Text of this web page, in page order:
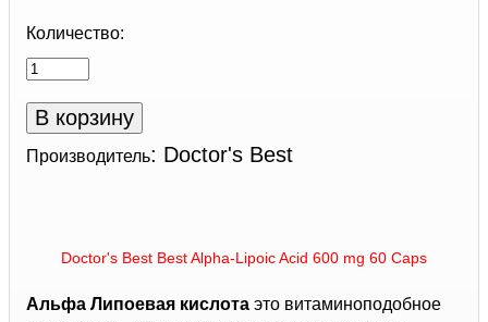
Количество:
Производитель: Doctor's Best
Doctor's Best Best Alpha-Lipoic Acid 600 mg 60 Caps
Альфа Липоевая кислота это витаминоподобное